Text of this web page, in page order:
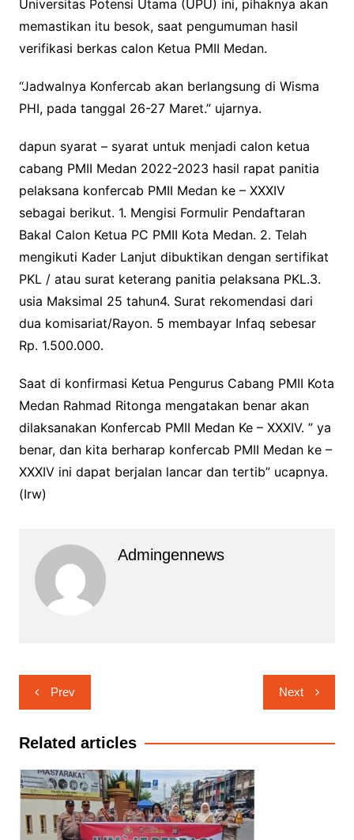
Universitas Potensi Utama (UPU) ini, pihaknya akan
memastikan itu besok, saat pengumuman hasil
verifikasi berkas calon Ketua PMII Medan.
“Jadwalnya Konfercab akan berlangsung di Wisma
PHI, pada tanggal 26-27 Maret.” ujarnya.
dapun syarat – syarat untuk menjadi calon ketua
cabang PMII Medan 2022-2023 hasil rapat panitia
pelaksana konfercab PMII Medan ke – XXXIV
sebagai berikut. 1. Mengisi Formulir Pendaftaran
Bakal Calon Ketua PC PMII Kota Medan. 2. Telah
mengikuti Kader Lanjut dibuktikan dengan sertifikat
PKL / atau surat keterang panitia pelaksana PKL.3.
usia Maksimal 25 tahun4. Surat rekomendasi dari
dua komisariat/Rayon. 5 membayar Infaq sebesar
Rp. 1.500.000.
Saat di konfirmasi Ketua Pengurus Cabang PMII Kota
Medan Rahmad Ritonga mengatakan benar akan
dilaksanakan Konfercab PMII Medan Ke – XXXIV. ” ya
benar, dan kita berharap konfercab PMII Medan ke –
XXXIV ini dapat berjalan lancar dan tertib” ucapnya.
(Irw)
Admingennews
Navigasi
pos
Prev Next
Related articles